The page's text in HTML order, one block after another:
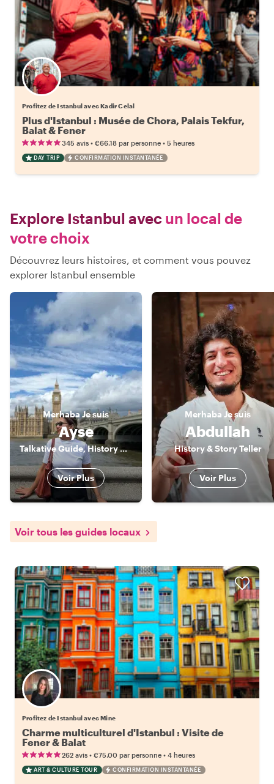
Profitez de Istanbul avec Kadir Celal
Plus d'Istanbul : Musée de Chora, Palais Tekfur,
Balat & Fener
345 avis • €66.18 par personne • 5 heures
DAY TRIP CONFIRMATION INSTANTANÉE
Explore Istanbul avec un local de
votre choix
Découvrez leurs histoires, et comment vous pouvez
explorer Istanbul ensemble
MerhabaJe suis
Ayse
Talkative Guide, History Nerd, Food Lover, Your Local in Istanbul
Voir Plus
Merhaba Je suis
Abdullah
History & Story Teller
Voir Plus
Voir tous les guides locaux
Profitez de Istanbul avec Mine
Charme multiculturel d'Istanbul : Visite de
Fener & Balat
262 avis • €75.00 par personne • 4 heures
ART & CULTURE TOUR CONFIRMATION INSTANTANÉE